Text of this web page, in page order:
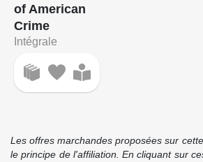
of American
Crime
Intégrale
Les offres marchandes proposées sur
le principe de l'affiliation. En cliquant sur